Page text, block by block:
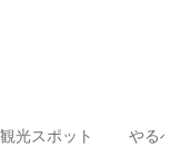
光スポット やる